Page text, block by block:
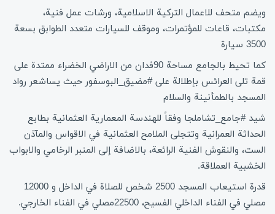
ويضم متحف للاعمال التركية الاسلامية، ورشات عمل فنية،
مكتبات، قاعات للمؤتمرات، وموقف للسيارات متعدد الطوابق بسعة
3500 سيارة
كما تحيط بالجامع مساحة 90فدان من الاراضي الخضراء ممتدة على
قمة تلى العرائس بإطلالة على #مضيق_البوسفور حيث يساشعر رواد
المسجد بالطمأنينة والسلام
شيد #جامع_تشاملجا وفقاً للهندسة المعمارية العثمانية بطابع
الحداثة العمرانية وتتجلى الملامح العثمانية في الاقواس والمآذن
الست، والنقوش الفنية الرائعة، بالاضافة إلى المنبر الرخامي والابواب
الخشبية العملاقة.
قدرة استيعاب المسجد 2500 شخص للصلاة في الداخل و 12000
مصلي في الفناء الداخلي الفسيح، 22500مصلي في الفناء الخارجي.